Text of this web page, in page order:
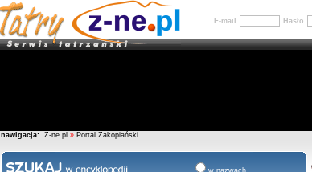
E-mail Hasło
nawigacja: Z-ne.pl » Portal Zakopiański
w nazwach